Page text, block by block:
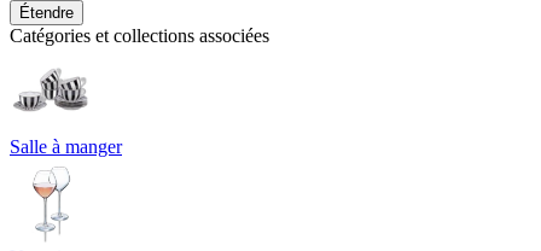
Étendre
Catégories et collections associées
Salle à manger